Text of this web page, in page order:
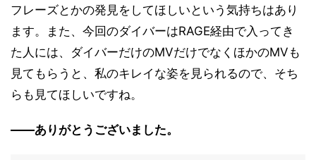
フレーズとかの発見をしてほしいという気持ちはあり
ます。また、今回のダイバーはRAGE経由で入ってき
た人には、ダイバーだけのMVだけでなくほかのMVも
見てもらうと、私のキレイな姿を見られるので、そち
らも見てほしいですね。
――ありがとうございました。